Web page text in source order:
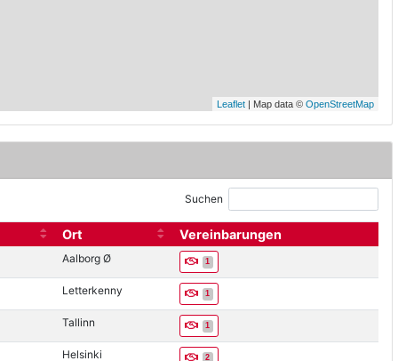
Leaflet | Map data © OpenStreetMap
Suchen
Ort
Vereinbarungen
Aalborg Ø 1
Letterkenny 1
Tallinn 1
Helsinki 2